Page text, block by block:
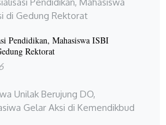
Pendidikan, Mahasiswa ISBI
Rektorat